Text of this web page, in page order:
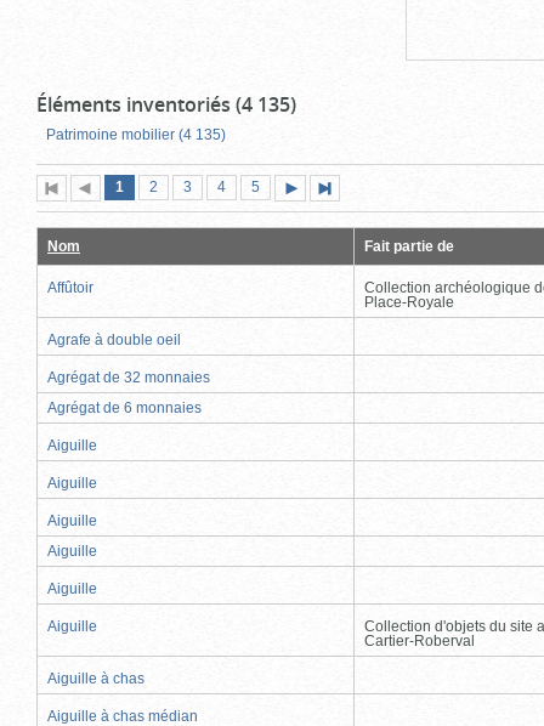
Éléments inventoriés (4 135)
Patrimoine mobilier (4 135)
Première
page
Page
précédente
Page
1 (page
actuelle)
Page
2 Page
3 Page
4 Page
5
suivante
page
Nom Fait partie de
Affûtoir
Collection archéologique
Place-Royale
Agrafe à double oeil
Agrégat de 32 monnaies
Agrégat de 6 monnaies
Aiguille
Aiguille
Aiguille
Aiguille
Aiguille
Aiguille
Collection d'objets du site
Cartier-Roberval
Aiguille à chas
Aiguille à chas médian